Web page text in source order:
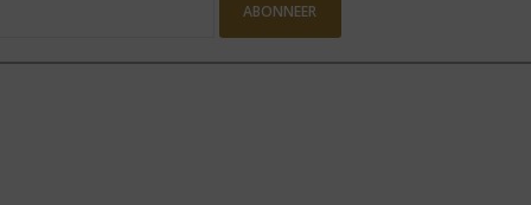
ABONNEER